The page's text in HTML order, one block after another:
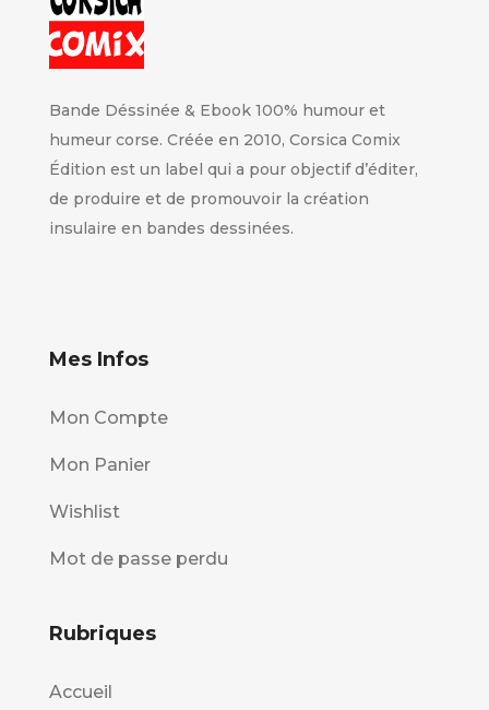
Bande Déssinée & Ebook 100% humour et
humeur corse. Créée en 2010, Corsica Comix
Édition est un label qui a pour objectif d’éditer,
de produire et de promouvoir la création
insulaire en bandes dessinées.
Mes Infos
Mon Compte
Mon Panier
Wishlist
Mot de passe perdu
Rubriques
Accueil